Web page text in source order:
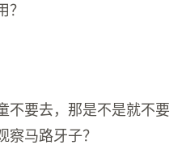
？
不要去，那是不是就不要
察马路牙子？